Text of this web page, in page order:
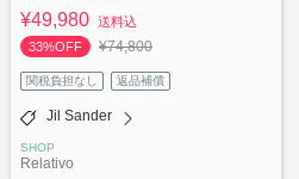
¥49,980 送料込
33%OFF
¥74,800
関税負担なし 返品補償
Jil Sander
SHOP
Relativo